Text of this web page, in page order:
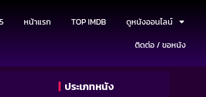
หน้าแรก TOP IMDB
ดูหนังออนไลน์
ติดต่อ / ขอหนัง
ประเภทหนัง